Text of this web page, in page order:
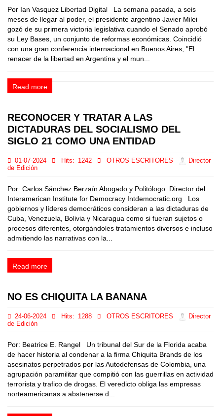
Por Ian Vasquez Libertad Digital La semana pasada, a seis
meses de llegar al poder, el presidente argentino Javier Milei
gozó de su primera victoria legislativa cuando el Senado aprobó
su Ley Bases, un conjunto de reformas económicas. Coincidió
con una gran conferencia internacional en Buenos Aires, "El
renacer de la libertad en Argentina y el mun...
Read more
RECONOCER Y TRATAR A LAS
DICTADURAS DEL SOCIALISMO DEL
SIGLO 21 COMO UNA ENTIDAD
01-07-2024 Hits: 1242 OTROS ESCRITORES
Director
de Edición
Por: Carlos Sánchez Berzaín Abogado y Politólogo. Director del
Interamerican Institute for Democracy Intdemocratic.org Los
gobiernos y líderes democráticos consideran a las dictaduras de
Cuba, Venezuela, Bolivia y Nicaragua como si fueran sujetos o
procesos diferentes, otorgándoles tratamientos diversos e incluso
admitiendo las narrativas con la...
Read more
NO ES CHIQUITA LA BANANA
24-06-2024 Hits: 1288 OTROS ESCRITORES
Director
de Edición
Por: Beatrice E. Rangel Un tribunal del Sur de la Florida acaba
de hacer historia al condenar a la firma Chiquita Brands de los
asesinatos perpetrados por las Autodefensas de Colombia, una
agrupación paramilitar que compitió con las guerrillas en actividad
terrorista y trafico de drogas. El veredicto obliga las empresas
norteamericanas a abstenerse d...